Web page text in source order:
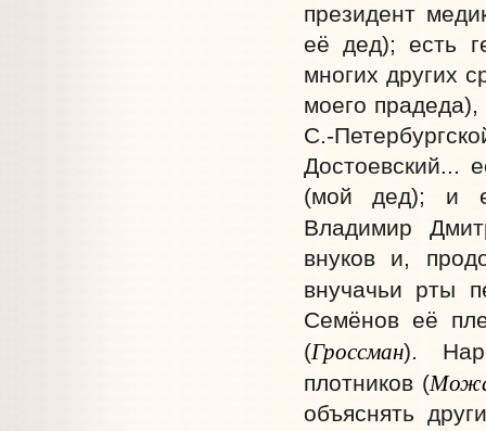
президент
её дед); есть
многих других
моего
С.-
Достоевский...
(мой дед); и
Владимир
внуков и,
внучачьи рты
Семёнов её
(Гроссман).
плотников (
объяснять